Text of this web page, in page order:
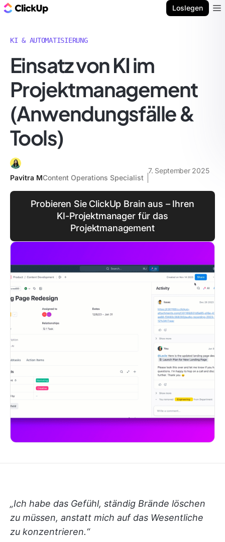
Loslegen
KI & AUTOMATISIERUNG
Einsatz von KI im
Projektmanagement
(Anwendungsfälle &
Tools)
Pavitra MContent Operations Specialist
7. September 2025
Probieren Sie ClickUp Brain aus – Ihren
KI-Projektmanager für das
Projektmanagement
„Ich habe das Gefühl, ständig Brände löschen
zu müssen, anstatt mich auf das Wesentliche
zu konzentrieren.“